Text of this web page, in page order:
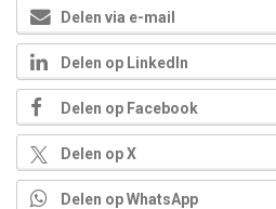
Delen via e-mail
Delen op LinkedIn
Delen op Facebook
Delen op X
Delen op WhatsApp